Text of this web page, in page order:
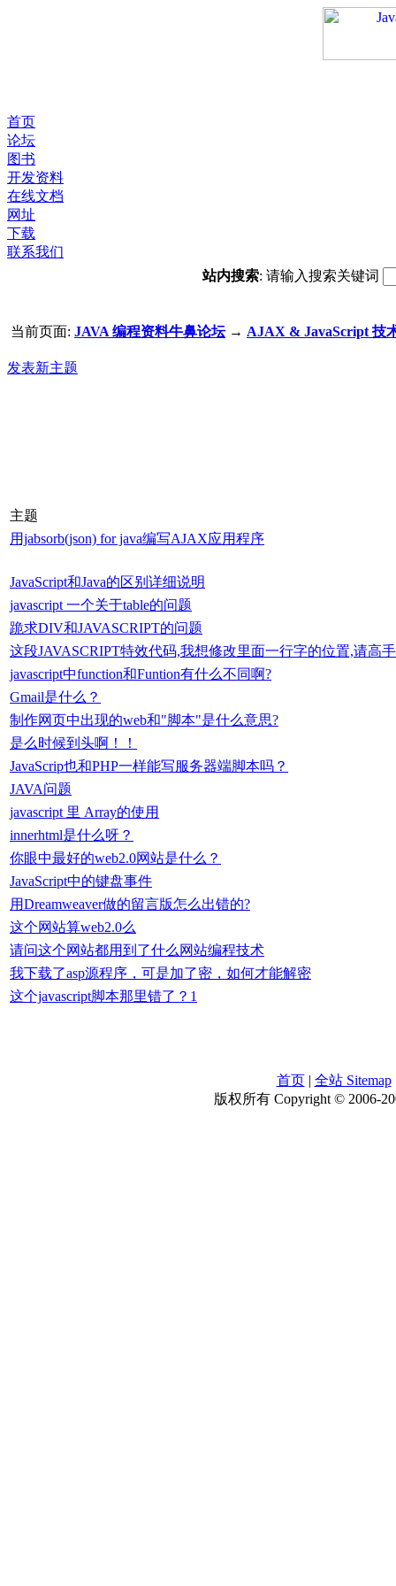
首页
论坛
图书
开发资料
在线文档
网址
下载
联系我们
站内搜索: 请输入搜索关键词
当前页面: JAVA 编程资料牛鼻论坛→ AJAX & JavaScript 技
发表新主题
主题
用jabsorb(json) for java编写AJAX应用程序
JavaScript和Java的区别详细说明
javascript 一个关于table的问题
跪求DIV和JAVASCRIPT的问题
这段JAVASCRIPT特效代码,我想修改里面一行字的位置,请高
javascript中function和Funtion有什么不同啊?
Gmail是什么？
制作网页中出现的web和"脚本"是什么意思?
是么时候到头啊！！
JavaScrip也和PHP一样能写服务器端脚本吗？
JAVA问题
javascript 里 Array的使用
innerhtml是什么呀？
你眼中最好的web2.0网站是什么？
JavaScript中的键盘事件
用Dreamweaver做的留言版怎么出错的?
这个网站算web2.0么
请问这个网站都用到了什么网站编程技术
我下载了asp源程序，可是加了密，如何才能解密
这个javascript脚本那里错了？1
首页| 全站 Sitemap
版权所有 Copyright © 2006-